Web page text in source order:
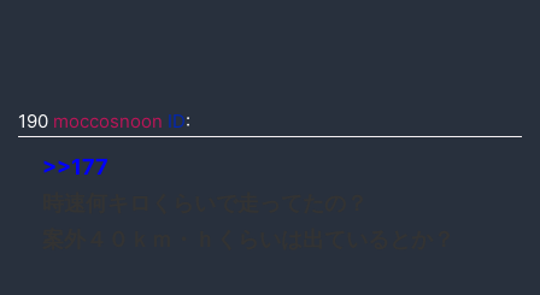
190 moccosnoon ID:
>>177